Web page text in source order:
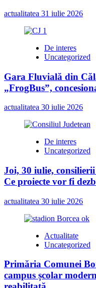
actualitatea 31 iulie 2026
De interes
Uncategorized
Gara Fluvială din
„FrogBus”,
actualitatea 30 iulie 2026
De interes
Uncategorized
Joi, 30 iulie,
Ce proiecte vor fi
actualitatea 30 iulie 2026
Actualitate
Uncategorized
Primăria Comunei
campus școlar